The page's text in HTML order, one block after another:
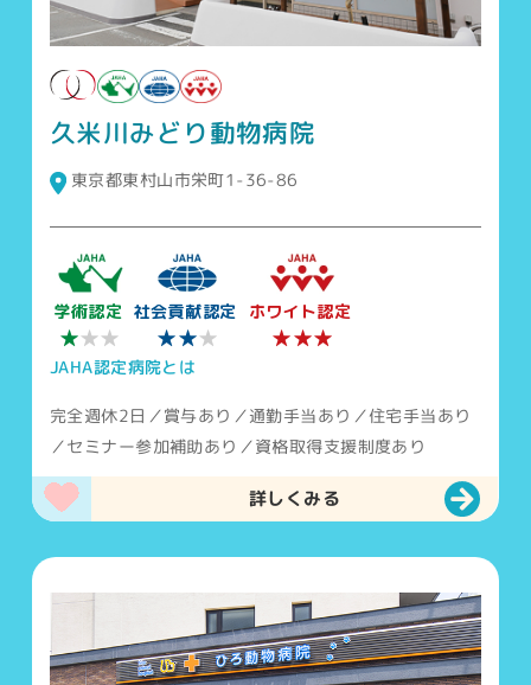
久米川みどり動物病院
東京都東村山市栄町1-36-86
学術認定
★★★
社会貢献認定
★★★
ホワイト認定
★★★
JAHA認定病院とは
完全週休2日／賞与あり／通勤手当あり／住宅手当あり
／セミナー参加補助あり／資格取得支援制度あり
詳しくみる